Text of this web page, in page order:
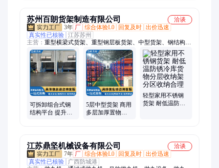
苏州百朗货架制造有限公司
洽谈
3年 厂 综合体验L0 回复及时 出价迅速
真实性已核验 江苏苏州
主营： 重型横梁式货架、重型钢层板货架、中型货架、钢结构平
台、钢托盘、工作台、堆垛架、阁楼货架、货架、喷涂加工、双
深度重型货架、不锈钢货架、折叠式金属周转箱、三立柱货架、
悬臂货架、轻型货架、模具货架、贯通式货架、钢制托盘、仓库
围网、仓储笼、登高车、物流台车、搬运车、流利条货架
可拆卸组合式钢
结构平台 提升仓
5层中型货架 商用
多层加厚置物架
轻型家用不锈钢
货架 耐低温防锈
江苏鼎坚机械设备有限公司
洽谈
7年 厂 综合体验L0 回复及时 出价迅速
真实性已核验
广西防城港